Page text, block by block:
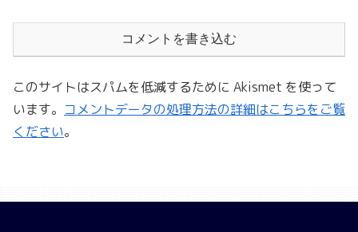
コメントを書き込む
このサイトはスパムを低減するために Akismet を使って
います。 コメントデータの処理方法の詳細はこちらをご覧
ください。